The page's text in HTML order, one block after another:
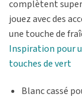
complètent
jouez avec des
une touche de
Inspiration pour
touches de vert
Blanc cassé